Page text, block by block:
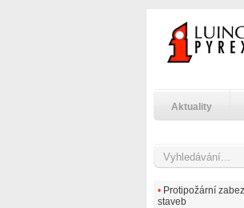
Aktuality
• Protipožární
staveb